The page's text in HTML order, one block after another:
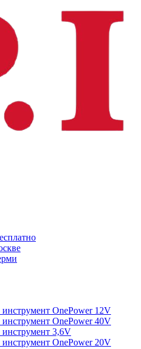
OnePower 12V
OnePower 40V
3,6V
OnePower 20V